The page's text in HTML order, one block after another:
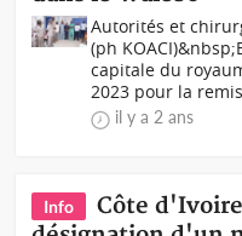
Autorités et
(ph
capitale du
2023 pour la
il y a 2 ans
Info
Côte